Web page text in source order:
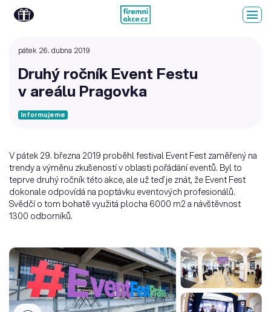
pátek 26. dubna 2019
Druhý ročník Event Festu
v areálu Pragovka
Informujeme
V pátek 29. března 2019 proběhl festival Event Fest zaměřený na
trendy a výměnu zkušeností v oblasti pořádání eventů. Byl to
teprve druhý ročník této akce, ale už teď je znát, že Event Fest
dokonale odpovídá na poptávku eventových profesionálů.
Svědčí o tom bohatě využitá plocha 6000 m2 a návštěvnost
1300 odborníků.